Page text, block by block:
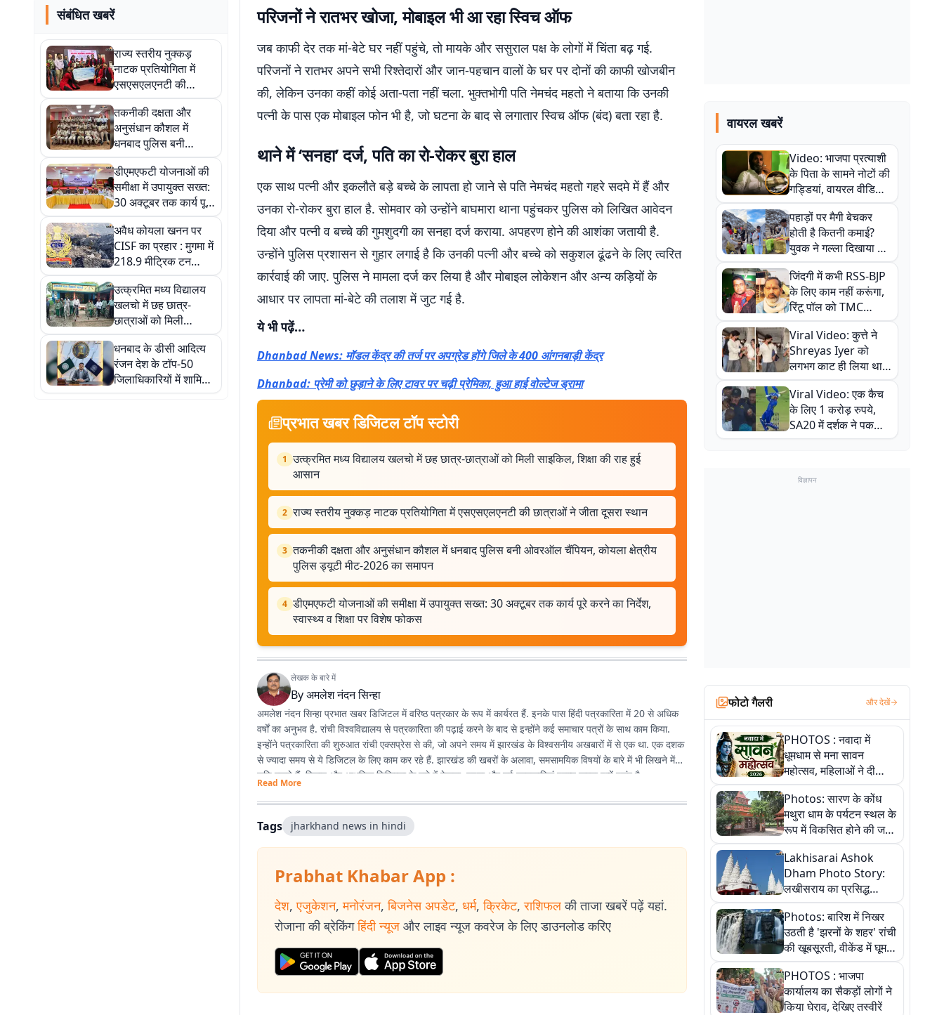
संबंधित खबरें
राज्य स्तरीय नुक्कड़
नाटक प्रतियोगिता में
एसएसएलएनटी की
छात्राओं ने जीता दूसरा
स्थान
तकनीकी दक्षता और
अनुसंधान कौशल में
धनबाद पुलिस बनी
ओवरऑल चैंपियन,
कोयला क्षेत्रीय पुलिस
ड्यूटी मीट-2026 का
समापन
डीएमएफटी योजनाओं की
समीक्षा में उपायुक्त सख्त:
30 अक्टूबर तक कार्य पूरे
करने का निर्देश, स्वास्थ्य
व शिक्षा पर विशेष फोकस
अवैध कोयला खनन पर
CISF का प्रहार : मुगमा में
218.9 मीट्रिक टन
कोयला जब्त, जानें कितनी
है कीमत
उत्क्रमित मध्य विद्यालय
खलचो में छह छात्र-
छात्राओं को मिली
साइकिल, शिक्षा की राह
हुई आसान
धनबाद के डीसी आदित्य
रंजन देश के टॉप-50
जिलाधिकारियों में शामिल,
फेम इंडिया-एशिया पोस्ट
​परिजनों ने रातभर खोजा, मोबाइल भी आ रहा स्विच ऑफ
​जब काफी देर तक मां-बेटे घर नहीं पहुंचे, तो मायके और ससुराल पक्ष के लोगों में चिंता बढ़ गई.
परिजनों ने रातभर अपने सभी रिश्तेदारों और जान-पहचान वालों के घर पर दोनों की काफी खोजबीन
की, लेकिन उनका कहीं कोई अता-पता नहीं चला. भुक्तभोगी पति नेमचंद महतो ने बताया कि उनकी
पत्नी के पास एक मोबाइल फोन भी है, जो घटना के बाद से लगातार स्विच ऑफ (बंद) बता रहा है.
​थाने में ‘सनहा’ दर्ज, पति का रो-रोकर बुरा हाल
​एक साथ पत्नी और इकलौते बड़े बच्चे के लापता हो जाने से पति नेमचंद महतो गहरे सदमे में हैं और
उनका रो-रोकर बुरा हाल है. सोमवार को उन्होंने बाघमारा थाना पहुंचकर पुलिस को लिखित आवेदन
दिया और पत्नी व बच्चे की गुमशुदगी का सनहा दर्ज कराया. अपहरण होने की आशंका जतायी है.
उन्होंने पुलिस प्रशासन से गुहार लगाई है कि उनकी पत्नी और बच्चे को सकुशल ढूंढने के लिए त्वरित
कार्रवाई की जाए. ​पुलिस ने मामला दर्ज कर लिया है और मोबाइल लोकेशन और अन्य कड़ियों के
आधार पर लापता मां-बेटे की तलाश में जुट गई है.
ये भी पढ़ें…
Dhanbad News: मॉडल केंद्र की तर्ज पर अपग्रेड होंगे जिले के 400 आंगनबाड़ी केंद्र
Dhanbad: प्रेमी को छुड़ाने के लिए टावर पर चढ़ी प्रेमिका, हुआ हाई वोल्टेज ड्रामा
प्रभात खबर डिजिटल टॉप स्टोरी
1 उत्क्रमित मध्य विद्यालय खलचो में छह छात्र-छात्राओं को मिली साइकिल, शिक्षा की राह हुई
आसान
2 राज्य स्तरीय नुक्कड़ नाटक प्रतियोगिता में एसएसएलएनटी की छात्राओं ने जीता दूसरा स्थान
3 तकनीकी दक्षता और अनुसंधान कौशल में धनबाद पुलिस बनी ओवरऑल चैंपियन, कोयला क्षेत्रीय
पुलिस ड्यूटी मीट-2026 का समापन
4 डीएमएफटी योजनाओं की समीक्षा में उपायुक्त सख्त: 30 अक्टूबर तक कार्य पूरे करने का निर्देश,
स्वास्थ्य व शिक्षा पर विशेष फोकस
लेखक के बारे में
Byअमलेश नंदन सिन्हा
अमलेश नंदन सिन्हा प्रभात खबर डिजिटल में वरिष्ठ पत्रकार के रूप में कार्यरत हैं. इनके पास हिंदी पत्रकारिता में 20 से अधिक
वर्षों का अनुभव है. रांची विश्वविद्यालय से पत्रकारिता की पढ़ाई करने के बाद से इन्होंने कई समाचार पत्रों के साथ काम किया.
इन्होंने पत्रकारिता की शुरुआत रांची एक्सप्रेस से की, जो अपने समय में झारखंड के विश्वसनीय अखबारों में से एक था. एक दशक
से ज्यादा समय से ये डिजिटल के लिए काम कर रहे हैं. झारखंड की खबरों के अलावा, समसामयिक विषयों के बारे में भी लिखने में
रुचि रखते हैं. विज्ञान और आधुनिक चिकित्सा के बारे में देखना, पढ़ना और नई जानकारियां प्राप्त करना इन्हें पसंद है.
Read More
Tags jharkhand news in hindi
Prabhat Khabar App :
देश, एजुकेशन, मनोरंजन, बिजनेस अपडेट, धर्म, क्रिकेट, राशिफल की ताजा खबरें पढ़ें यहां.
रोजाना की ब्रेकिंग हिंदी न्यूज और लाइव न्यूज कवरेज के लिए डाउनलोड करिए
वायरल खबरें
Video: भाजपा प्रत्याशी
के पिता के सामने नोटों की
गड्डियां, वायरल वीडियो
से राजनीति में उबाल,
अजित महतो बोले- TMC
की गंदी चाल
पहाड़ों पर मैगी बेचकर
होती है कितनी कमाई?
युवक ने गल्ला दिखाया तो
नौकरी वालों के खड़े हो गए
कान
जिंदगी में कभी RSS-BJP
के लिए काम नहीं करूंगा,
रिंटू पॉल को TMC
ऑफिस में ले जाकर पीटा,
Video वायरल
Viral Video: कुत्ते ने
Shreyas Iyer को
लगभग काट ही लिया था,
न्यूजीलैंड सीरीज से पहले
बाल-बाल बचे
Viral Video: एक कैच
के लिए 1 करोड़ रुपये,
SA20 में दर्शक ने पकड़ा
एक हाथ से गजब का कैच
विज्ञापन
फोटो गैलरी और देखें
PHOTOS : नवादा में
धूमधाम से मना सावन
महोत्सव, महिलाओं ने दी
सांस्कृतिक प्रस्तुतियां
Photos: सारण के कोंध
मथुरा धाम के पर्यटन स्थल के
रूप में विकसित होने की जगी
आस, 9 तस्वीरों में देखें पूरी
कहानी
Lakhisarai Ashok
Dham Photo Story:
लखीसराय का प्रसिद्ध
अशोक धाम—आस्था,
श्रृंगार, अनुष्ठान और
अलौकिक संध्या आरती के
विहंगम दृश्य
Photos: बारिश में निखर
उठती है 'झरनों के शहर' रांची
की खूबसूरती, वीकेंड में घूम
आएं ये 5 वादियां
PHOTOS : भाजपा
कार्यालय का सैकड़ों लोगों ने
किया घेराव, देखिए तस्वीरें